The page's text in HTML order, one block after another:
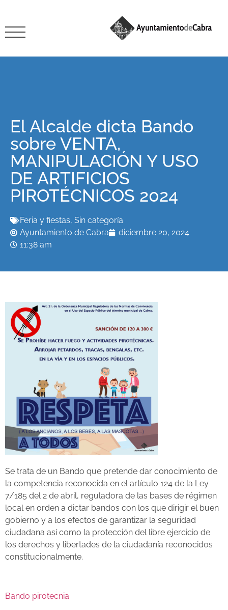
El Alcalde dicta Bando
sobre VENTA,
MANIPULACIÓN Y USO
DE ARTIFICIOS
PIROTÉCNICOS 2024
Feria y fiestas, Sin categoría
Ayuntamiento de Cabra
diciembre 20, 2024
11:38 am
Se trata de un Bando que pretende dar conocimiento de
la competencia reconocida en el artículo 124 de la Ley
7/185 del 2 de abril, reguladora de las bases de régimen
local en orden a dictar bandos con los que dirigir el buen
gobierno y a los efectos de garantizar la seguridad
ciudadana así como la protección del libre ejercicio de
los derechos y libertades de la ciudadanía reconocidos
constitucionalmente.
Bando pirotecnia